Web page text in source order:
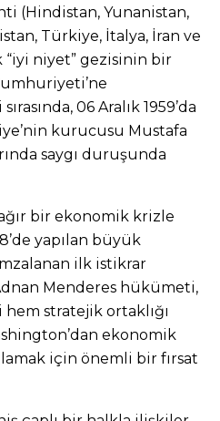
(Hindistan, Yunanistan,
Türkiye, İtalya, İran ve
“iyi niyet” gezisinin bir
06 Aralık 1959’da
kurucusu Mustafa
saygı duruşunda
bir ekonomik krizle
yapılan büyük
ilk istikrar
Menderes hükümeti,
hem stratejik ortaklığı
ekonomik
için önemli bir fırsat